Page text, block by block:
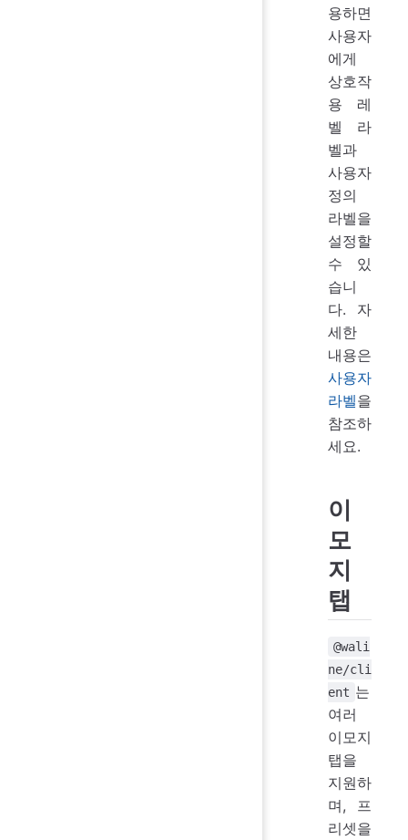
용하면
사용자
에게
상호작
용 레
벨 라
벨과
사용자
정의
라벨을
설정할
수 있
습니
다. 자
세한
내용은
사용자
라벨을
참조하
세요.
이
모
지
탭
@wali
ne/cli
ent 는
여러
이모지
탭을
지원하
며, 프
리셋을